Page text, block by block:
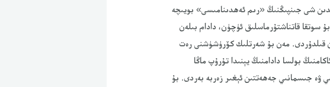
تەرىپىدىن شى جىنپىڭنىڭ «رىم ئەھدىنامىسى» بويىچە
سوتقا قاتناشتۇرماسلىق ئۈچۈن، دادام بىلەن
قىلدۇردى. مەن بۇ شەرتلىك كۆرۈشۈشنى رەت
بولسا دادامنىڭ يېنىدا تۇرۇپ ماڭا
ۋە جىسمانىي جەھەتتىن ئېغىر زەربە بەردى. بۇ